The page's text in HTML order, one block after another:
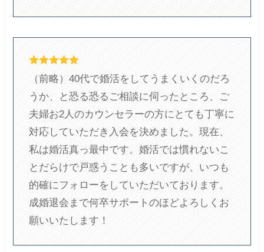
（前略）40代で婚活をしてうまくいくのだろ
うか、と恐る恐るご相談に伺ったところ、ご
夫婦お2人のカウンセラーの方にとても丁寧に
対応していただき入会を決めました。現在、
私は婚活真っ最中です。婚活では慣れないこ
とだらけで戸惑うことも多いですが、いつも
的確にフォローをしていただいております。
成婚退会まで何卒サポートのほどよろしくお
願いいたします！